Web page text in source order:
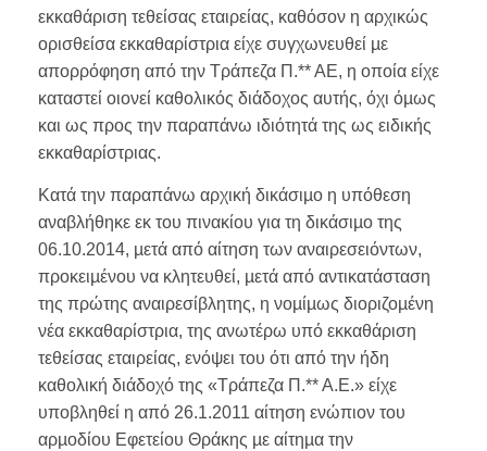
εκκαθάριση τεθείσας εταιρείας, καθόσον η αρχικώς
ορισθείσα εκκαθαρίστρια είχε συγχωνευθεί µε
απορρόφηση από την Τράπεζα Π.** ΑΕ, η οποία είχε
καταστεί οιονεί καθολικός διάδοχος αυτής, όχι όµως
και ως προς την παραπάνω ιδιότητά της ως ειδικής
εκκαθαρίστριας.
Κατά την παραπάνω αρχική δικάσιµο η υπόθεση
αναβλήθηκε εκ του πινακίου για τη δικάσιµο της
06.10.2014, µετά από αίτηση των αναιρεσειόντων,
προκειµένου να κλητευθεί, µετά από αντικατάσταση
της πρώτης αναιρεσίβλητης, η νοµίµως διοριζοµένη
νέα εκκαθαρίστρια, της ανωτέρω υπό εκκαθάριση
τεθείσας εταιρείας, ενόψει του ότι από την ήδη
καθολική διάδοχό της «Τράπεζα Π.** Α.Ε.» είχε
υποβληθεί η από 26.1.2011 αίτηση ενώπιον του
αρµοδίου Εφετείου Θράκης µε αίτηµα την